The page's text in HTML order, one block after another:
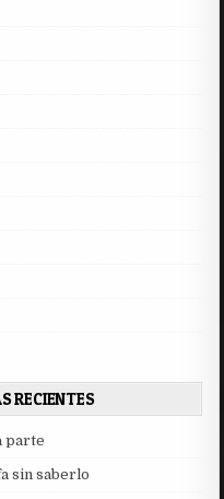
RECIENTES
parte
sin saberlo